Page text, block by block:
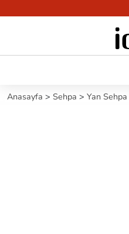
Anasayfa > Sehpa > Yan Sehpa